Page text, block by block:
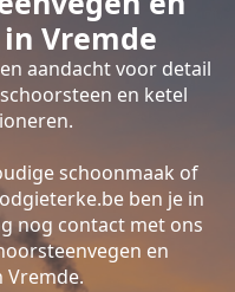
Vremde
aandacht voor detail
en ketel
schoonmaak of
ben je in
nog contact met ons
en
Vremde.